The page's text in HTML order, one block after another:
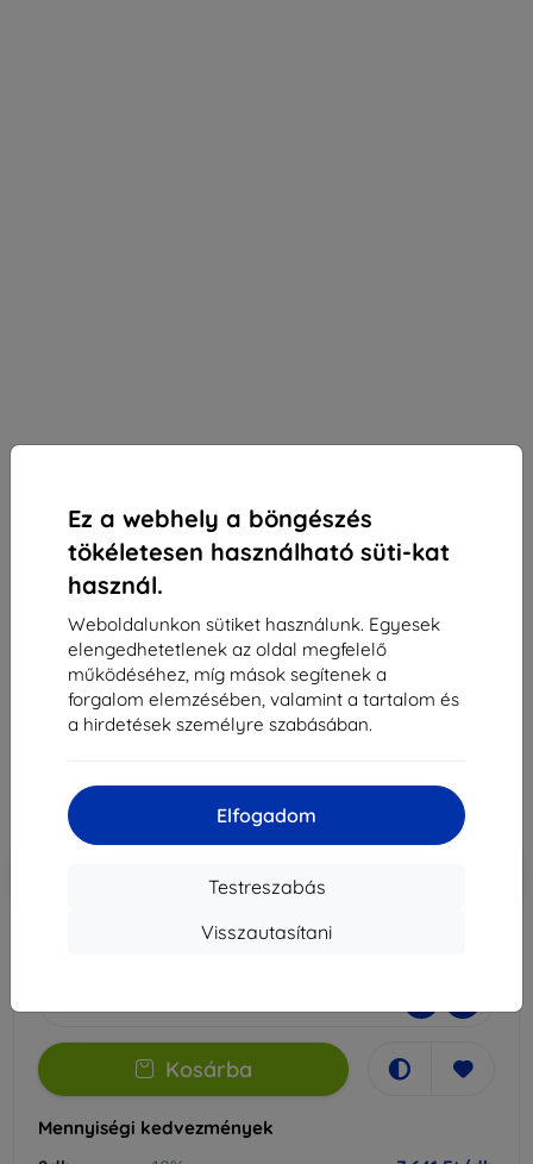
Ez a webhely a böngészés
tökéletesen használható süti-kat
használ.
Weboldalunkon sütiket használunk. Egyesek
elengedhetetlenek az oldal megfelelő
működéséhez, míg mások segítenek a
forgalom elemzésében, valamint a tartalom és
a hirdetések személyre szabásában.
Elfogadom
Testreszabás
Visszautasítani
3mk Paper Feeling védőfólia a Lenovo Tab M11
10,95 készülékhez
Alkalmas: Lenovo Tab M11 10.95
8 490 Ft
7 641 Ft
Ár ÁFA nelkül
Kosárba
Mennyiségi kedvezmények